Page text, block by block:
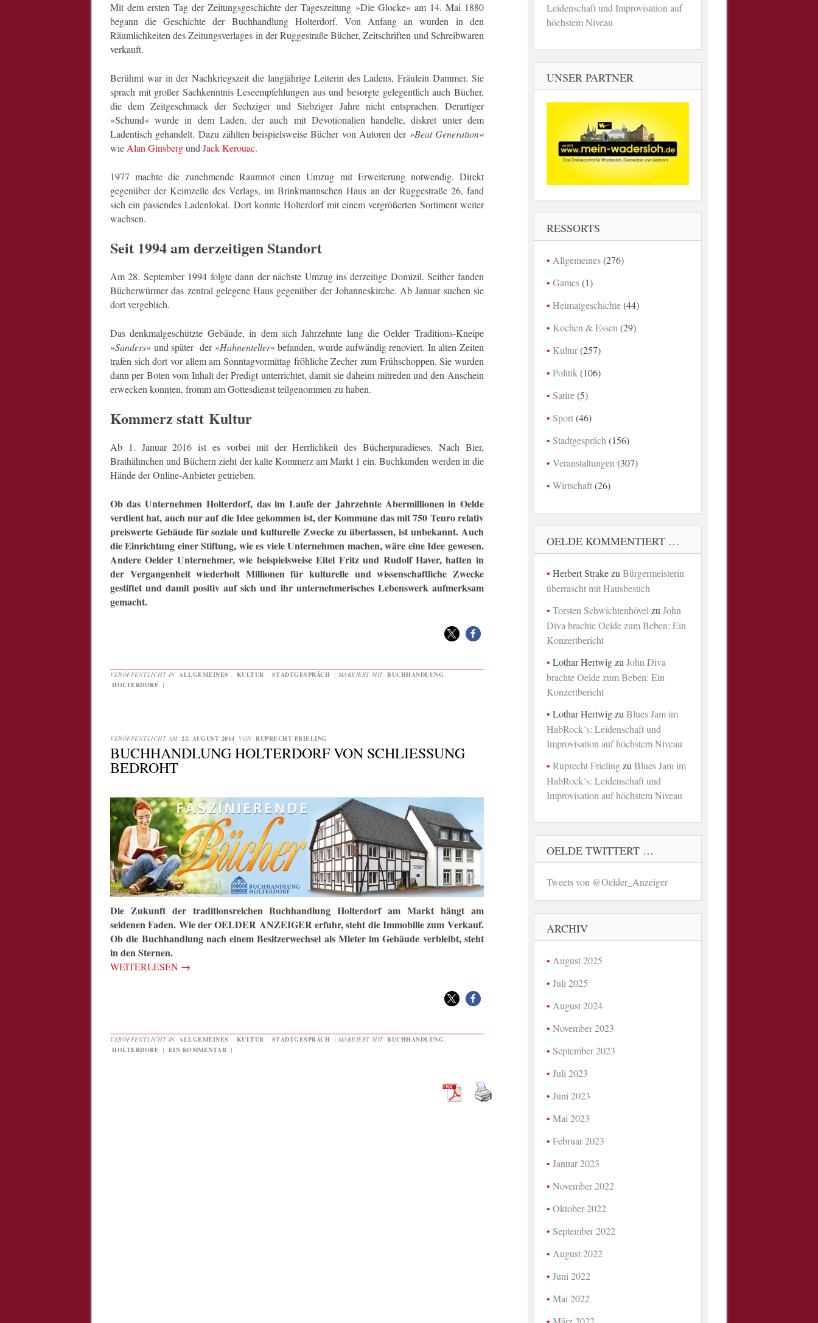
Mit dem ersten Tag der Zeitungsgeschichte der Tageszeitung »Die Glocke« am 14. Mai 1880
begann die Geschichte der Buchhandlung Holterdorf. Von Anfang an wurden in den
Räumlichkeiten des Zeitungsverlages in der Ruggestraße Bücher, Zeitschriften und Schreibwaren
verkauft.
Berühmt war in der Nachkriegszeit die langjährige Leiterin des Ladens, Fräulein Dammer. Sie
sprach mit großer Sachkenntnis Leseempfehlungen aus und besorgte gelegentlich auch Bücher,
die dem Zeitgeschmack der Sechziger und Siebziger Jahre nicht entsprachen. Derartiger
»Schund« wurde in dem Laden, der auch mit Devotionalien handelte, diskret unter dem
Ladentisch gehandelt. Dazu zählten beispielsweise Bücher von Autoren der »Beat Generation«
wie Alan Ginsbergund Jack Kerouac.
1977 machte die zunehmende Raumnot einen Umzug mit Erweiterung notwendig. Direkt
gegenüber der Keimzelle des Verlags, im Brinkmannschen Haus an der Ruggestraße 26, fand
sich ein passendes Ladenlokal. Dort konnte Holterdorf mit einem vergrößerten Sortiment weiter
wachsen.
Seit 1994 am derzeitigen Standort
Am 28. September 1994 folgte dann der nächste Umzug ins derzeitige Domizil. Seither fanden
Bücherwürmer das zentral gelegene Haus gegenüber der Johanneskirche. Ab Januar suchen sie
dort vergeblich.
Das denkmalgeschützte Gebäude, in dem sich Jahrzehnte lang die Oelder Traditions-Kneipe
»Sanders« und später der »Hahnenteller« befanden, wurde aufwändig renoviert. In alten Zeiten
trafen sich dort vor allem am Sonntagvormittag fröhliche Zecher zum Frühschoppen. Sie wurden
dann per Boten vom Inhalt der Predigt unterrichtet, damit sie daheim mitreden und den Anschein
erwecken konnten, fromm am Gottesdienst teilgenommen zu haben.
Kommerz statt Kultur
Ab 1. Januar 2016 ist es vorbei mit der Herrlichkeit des Bücherparadieses. Nach Bier,
Brathähnchen und Büchern zieht der kalte Kommerz am Markt 1 ein. Buchkunden werden in die
Hände der Online-Anbieter getrieben.
Ob das Unternehmen Holterdorf, das im Laufe der Jahrzehnte Abermillionen in Oelde
verdient hat, auch nur auf die Idee gekommen ist, der Kommune das mit 750 Teuro relativ
preiswerte Gebäude für soziale und kulturelle Zwecke zu überlassen, ist unbekannt. Auch
die Einrichtung einer Stiftung, wie es viele Unternehmen machen, wäre eine Idee gewesen.
Andere Oelder Unternehmer, wie beispielsweise Eitel Fritz und Rudolf Haver, hatten in
der Vergangenheit wiederholt Millionen für kulturelle und wissenschaftliche Zwecke
gestiftet und damit positiv auf sich und ihr unternehmerisches Lebenswerk aufmerksam
gemacht.
VERÖFFENTLICHT IN ALLGEMEINES , KULTUR , STADTGESPRÄCH | MARKIERT MIT BUCHHANDLUNG ,
HOLTERDORF |
VERÖFFENTLICHT AM 22. AUGUST 2014 VON RUPRECHT FRIELING
BUCHHANDLUNG HOLTERDORF VON SCHLIESSUNG B
EDROHT
Die Zukunft der traditionsreichen Buchhandlung Holterdorf am Markt hängt am
seidenen Faden. Wie der OELDER ANZEIGER erfuhr, steht die Immobilie zum Verkauf.
Ob die Buchhandlung nach einem Besitzerwechsel als Mieter im Gebäude verbleibt, steht
in den Sternen.
WEITERLESEN →
VERÖFFENTLICHT IN ALLGEMEINES , KULTUR , STADTGESPRÄCH | MARKIERT MIT BUCHHANDLUNG ,
HOLTERDORF | EIN KOMMENTAR |
Leidenschaft und Improvisation auf
höchstem Niveau
UNSER PARTNER
RESSORTS
Allgemeines(276)
Games(1)
Heimatgeschichte(44)
Kochen & Essen (29)
Kultur(257)
Politik (106)
Satire(5)
Sport(46)
Stadtgespräch (156)
Veranstaltungen (307)
Wirtschaft(26)
OELDE KOMMENTIERT …
Herbert Strakezu Bürgermeisterin
überrascht mit Hausbesuch
Torsten Schwichtenhövel zu John
Diva brachte Oelde zum Beben: Ein
Konzertbericht
Lothar Hertwigzu John Diva
brachte Oelde zum Beben: Ein
Konzertbericht
Lothar Hertwigzu Blues Jam im
HabRock´s: Leidenschaft und
Improvisation auf höchstem Niveau
Ruprecht Frielingzu Blues Jam im
HabRock´s: Leidenschaft und
Improvisation auf höchstem Niveau
OELDE TWITTERT …
Tweets von @Oelder_Anzeiger
ARCHIV
August 2025
Juli 2025
August 2024
November 2023
September 2023
Juli 2023
Juni 2023
Mai 2023
Februar 2023
Januar 2023
November 2022
Oktober 2022
September 2022
August 2022
Juni 2022
Mai 2022